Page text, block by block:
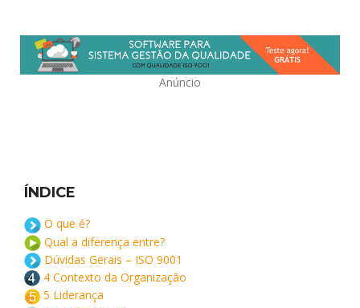
Anúncio
ÍNDICE
O que é?
Qual a diferença entre?
Dúvidas Gerais – ISO 9001
4 Contexto da Organização
5 Liderança